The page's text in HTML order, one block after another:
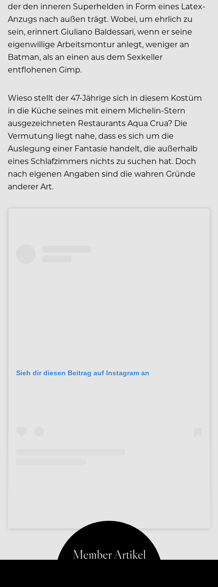
der den inneren Superhelden in Form eines Latex-
Anzugs nach außen trägt. Wobei, um ehrlich zu
sein, erinnert Giuliano Baldessari, wenn er seine
eigenwillige Arbeitsmontur anlegt, weniger an
Batman, als an einen aus dem Sexkeller
entflohenen Gimp.
Wieso stellt der 47-Jährige sich in diesem Kostüm
in die Küche seines mit einem Michelin-Stern
ausgezeichneten Restaurants Aqua Crua? Die
Vermutung liegt nahe, dass es sich um die
Auslegung einer Fantasie handelt, die außerhalb
eines Schlafzimmers nichts zu suchen hat. Doch
nach eigenen Angaben sind die wahren Gründe
anderer Art.
Sieh dir diesen Beitrag auf Instagram an